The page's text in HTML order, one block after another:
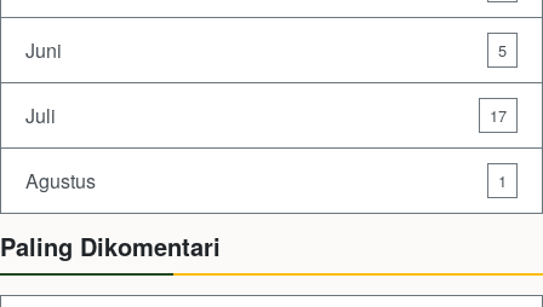
Juni 5
Juli 17
Agustus 1
Paling Dikomentari